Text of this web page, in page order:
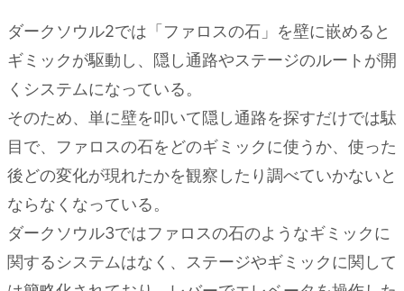
ダークソウル2では「ファロスの石」を壁に嵌めると
ギミックが駆動し、隠し通路やステージのルートが開
くシステムになっている。
そのため、単に壁を叩いて隠し通路を探すだけでは駄
目で、ファロスの石をどのギミックに使うか、使った
後どの変化が現れたかを観察したり調べていかないと
ならなくなっている。
ダークソウル3ではファロスの石のようなギミックに
関するシステムはなく、ステージやギミックに関して